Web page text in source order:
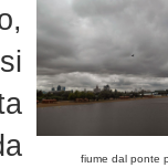
fiume dal ponte